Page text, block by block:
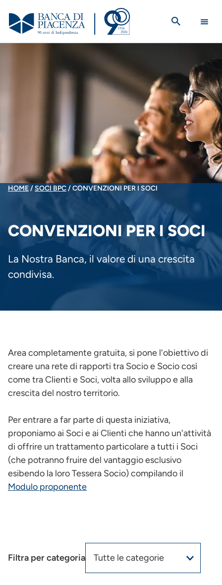
contenuto
principale
BRICIOLE
PANE
HOME SOCI BPC CONVENZIONI PER I SOCI
CONVENZIONI PER I SOCI
La Nostra Banca, il valore di una crescita
condivisa.
Area completamente gratuita, si pone l'obiettivo di
creare una rete di rapporti tra Socio e Socio così
come tra Clienti e Soci, volta allo sviluppo e alla
crescita del nostro territorio.
Per entrare a far parte di questa iniziativa,
proponiamo ai Soci e ai Clienti che hanno un'attività
di offrire un trattamento particolare a tutti i Soci
(che potranno fruire del vantaggio esclusivo
esibendo la loro Tessera Socio) compilando il
Modulo proponente
Filtra per categoria